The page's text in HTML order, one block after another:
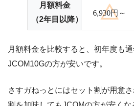
月額料金
（2年目以降）
6,930円～
月額料金を比較すると、初年度も
JCOM10Gの方が安いです。
さすガねっとにはセット割が用意